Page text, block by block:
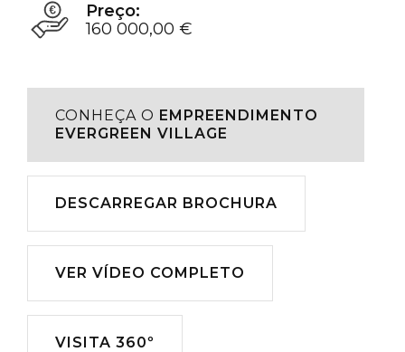
Preço:
160 000,00 €
CONHEÇA O EMPREENDIMENTO
EVERGREEN VILLAGE
DESCARREGAR BROCHURA
Descarregar
VER VÍDEO COMPLETO
Reproduzir
VISITA 360º